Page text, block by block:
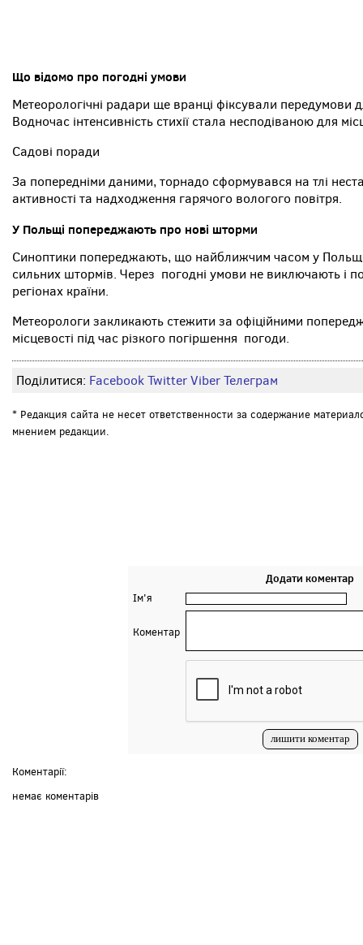
Що відомо про погодні умови
Метеорологічні радари ще вранці фіксували передумови
Водночас інтенсивність стихії стала несподіваною для
Садові поради
За попередніми даними, торнадо сформувався на тлі
активності та надходження гарячого вологого повітря.
У Польщі попереджають про нові шторми
Синоптики попереджають, що найближчим часом у
сильних штормів. Через погодні умови не виключають і
регіонах країни.
Метеорологи закликають стежити за офіційними
місцевості під час різкого погіршення погоди.
Поділитися: FacebookTwitterViberТелеграм
* Редакция сайта не несет ответственности за содержание
мнением редакции.
Додати коментар
Ім'я
Коментар
Коментарії:
немає коментарів